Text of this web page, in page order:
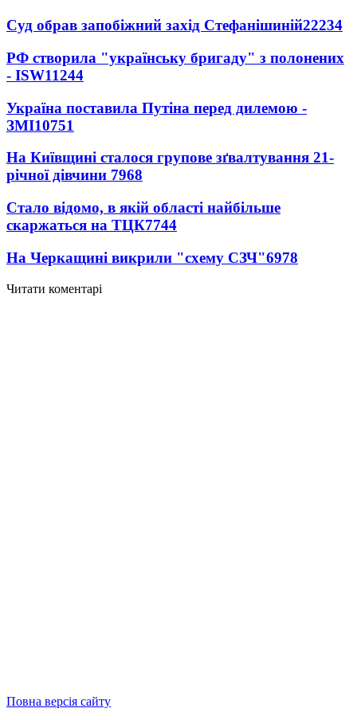
Суд обрав запобіжний захід Стефанішиній22234
РФ створила "українську бригаду" з полонених
- ISW11244
Україна поставила Путіна перед дилемою -
ЗМІ10751
На Київщині сталося групове зґвалтування 21-
річної дівчини 7968
Стало відомо, в якій області найбільше
скаржаться на ТЦК7744
На Черкащині викрили "схему СЗЧ"6978
Читати коментарі
Повна версія сайту